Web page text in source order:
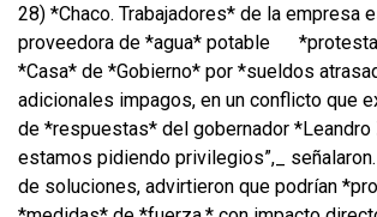
28) *Chaco. Trabajadores* de la empresa
proveedora de *agua* potable
*Casa* de *Gobierno* por *sueldos
adicionales impagos, en un conflicto que
de *respuestas* del gobernador *Leandro
estamos pidiendo privilegios”,_
de soluciones, advirtieron que podrían